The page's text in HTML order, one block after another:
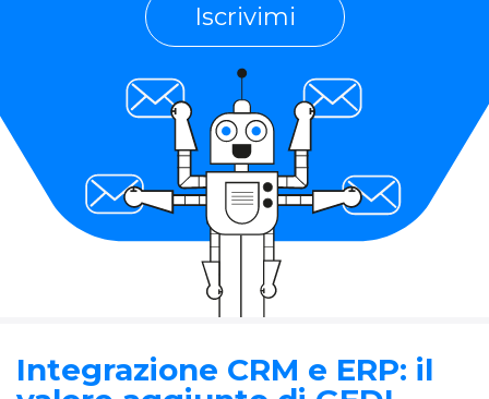
Iscrivimi
Integrazione CRM e ERP: il